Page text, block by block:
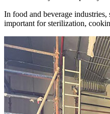
In food and beverage industries,
important for sterilization,